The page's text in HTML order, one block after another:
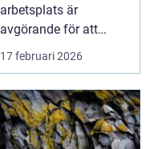
arbetsplats är
avgörande för att
främja hälsa och v...
17 februari 2026